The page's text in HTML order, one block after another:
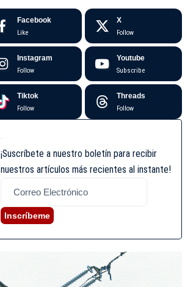
Facebook
Like
X
Follow
Instagram
Follow
Youtube
Subscribe
Tiktok
Follow
Threads
Follow
¡Suscríbete a nuestro boletín para recibir
nuestros artículos más recientes al instante!
Inscríbeme